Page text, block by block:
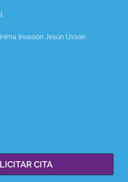
Invasión Jesún Ussón
CITA